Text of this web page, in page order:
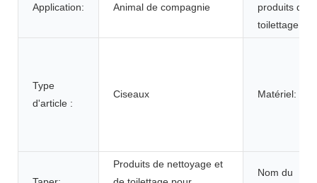
Application: Animal de compagnie
produits de
toilettage :
Type
d'article :
Ciseaux Matériel:
Produits de nettoyage et
Nom du